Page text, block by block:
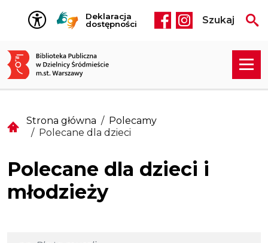
Przejdź do treści
Deklaracja
dostępności
Social media
Szukaj
Strona główna
Polecamy
Polecane dla dzieci
Polecane dla dzieci i
młodzieży